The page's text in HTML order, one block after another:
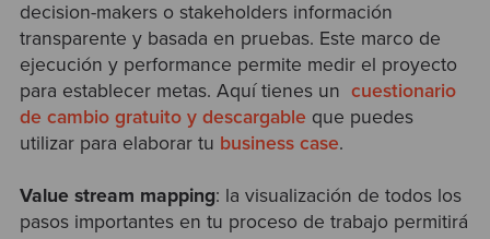
decision-makers o stakeholders información
transparente y basada en pruebas. Este marco de
ejecución y performance permite medir el proyecto
para establecer metas. Aquí tienes un cuestionario
de cambio gratuito y descargable que puedes
utilizar para elaborar tu business case.
Value stream mapping: la visualización de todos los
pasos importantes en tu proceso de trabajo permitirá